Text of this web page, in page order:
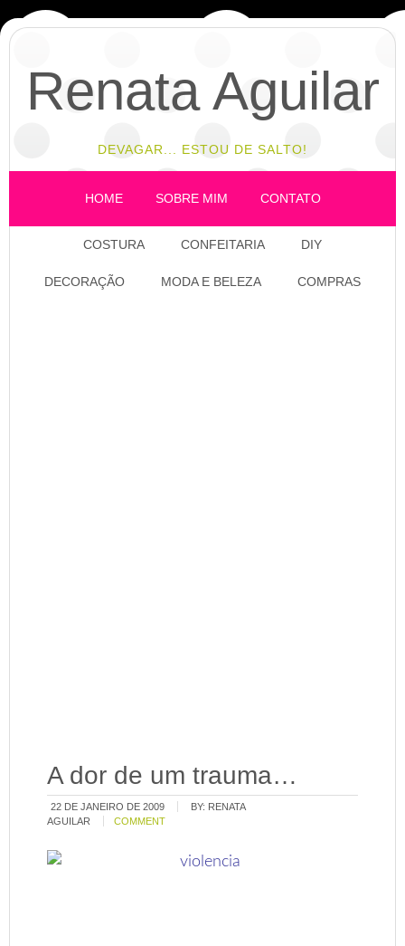
Renata Aguilar
DEVAGAR... ESTOU DE SALTO!
HOME SOBRE MIM CONTATO
COSTURA CONFEITARIA DIY
DECORAÇÃO MODA E BELEZA COMPRAS
A dor de um trauma…
22 DE JANEIRO DE 2009 BY: RENATA
AGUILAR
COMMENT